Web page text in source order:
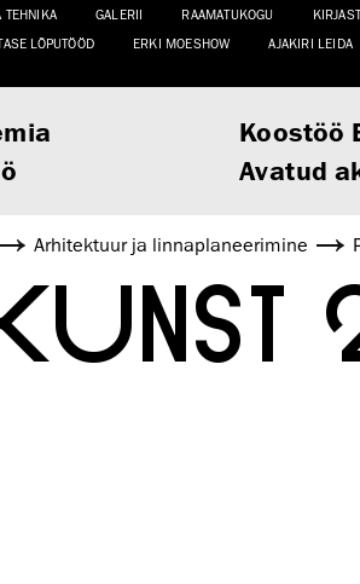
TEHNIKA GALERII RAAMATUKOGU
LÕPUTÖÖD ERKI MOESHOW
AJAKIRI LEIDA
Koostöö
Avatud
Arhitektuur ja linnaplaneerimine